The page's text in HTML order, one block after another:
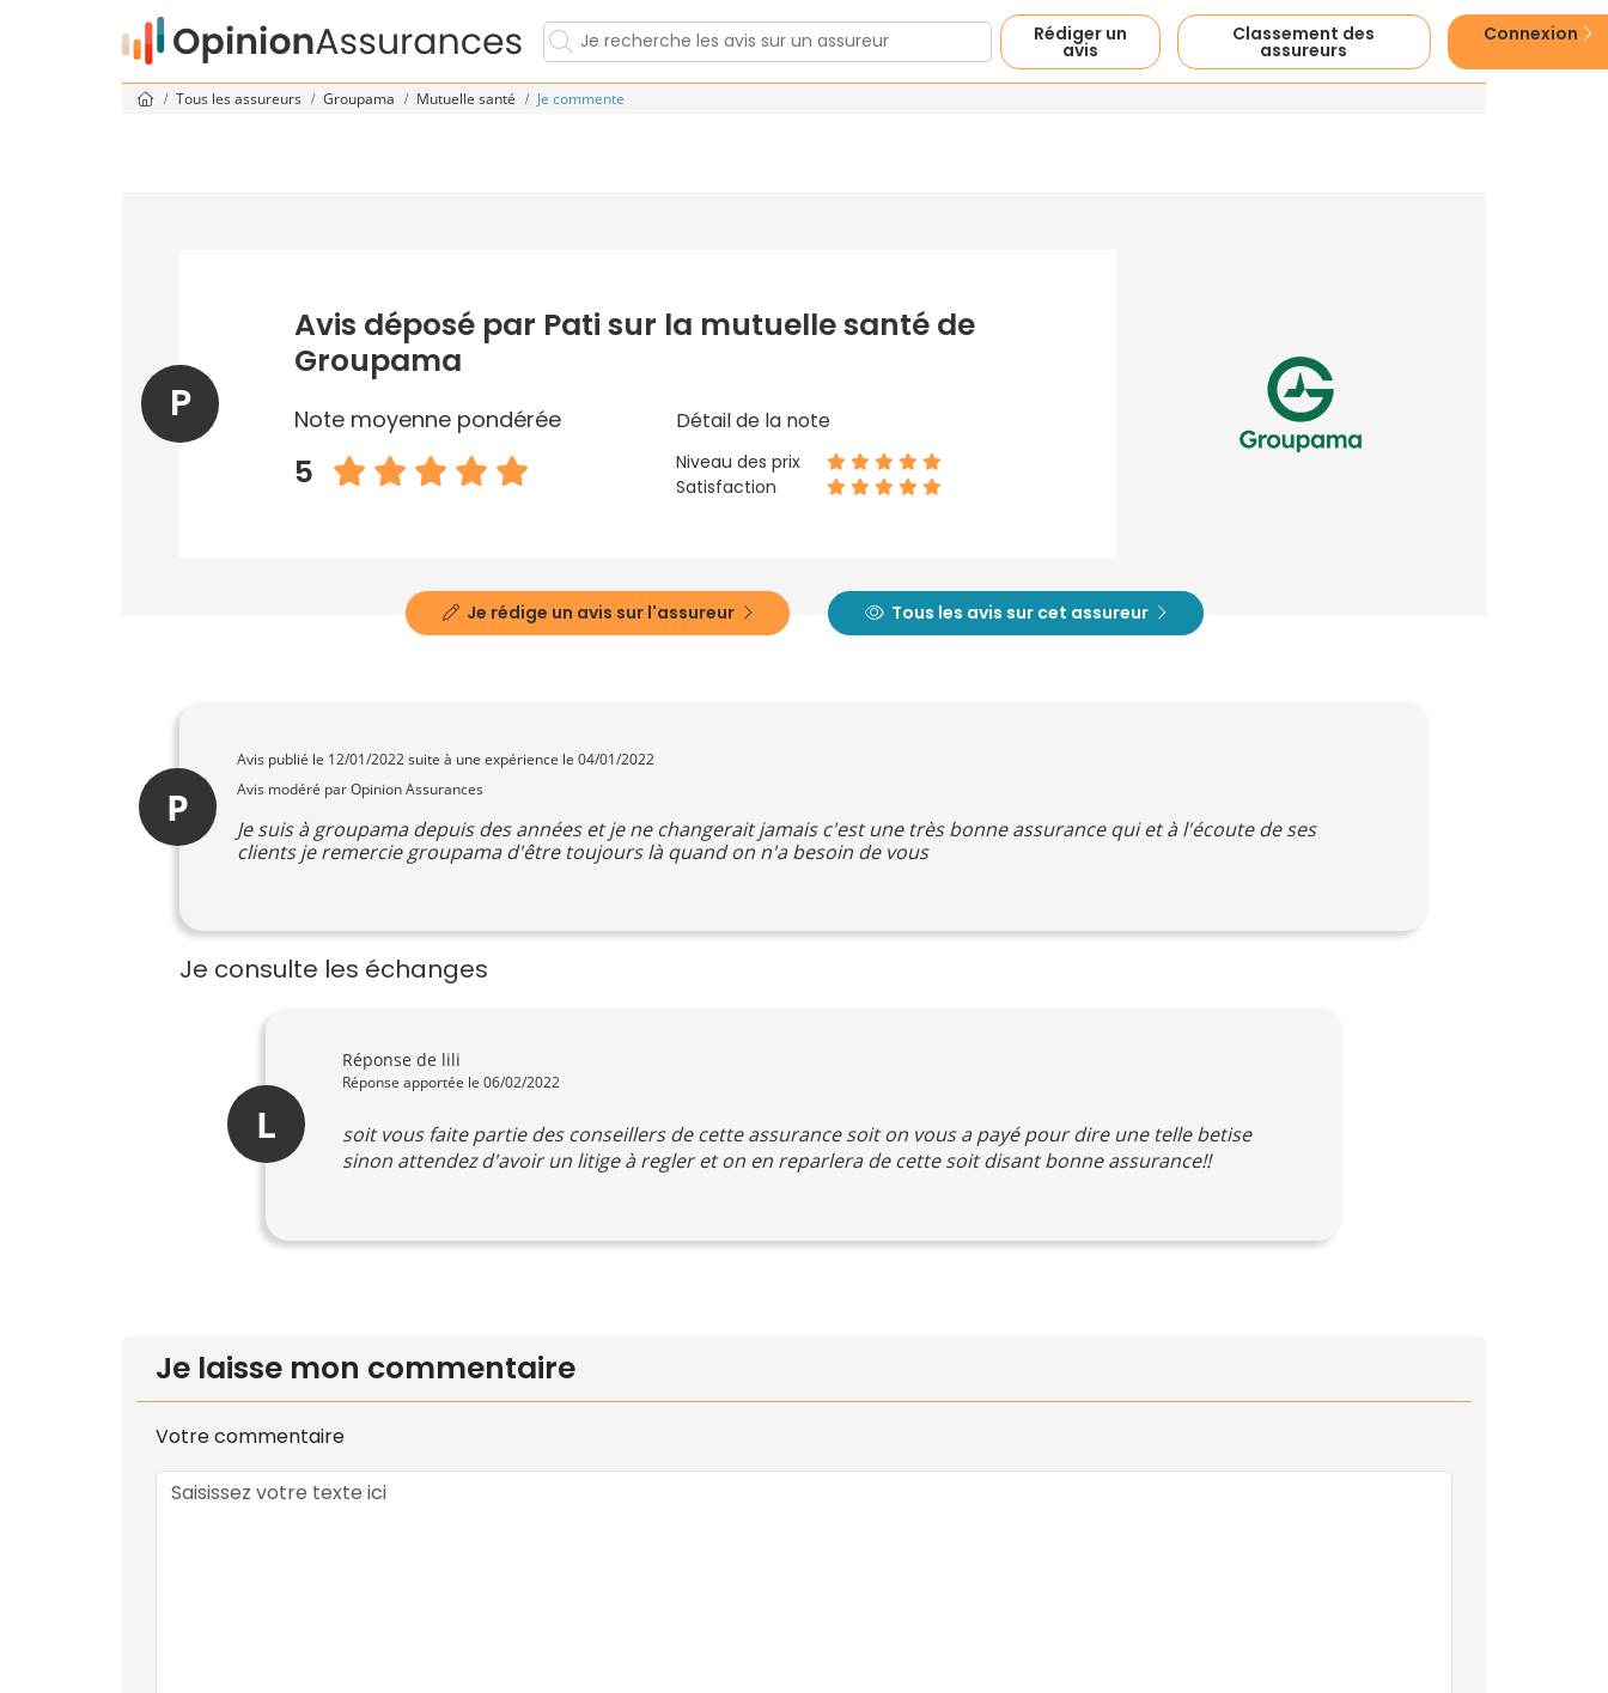
Rédiger un
avis
Classement des
assureurs
Connexion
Tous les assureurs Groupama Mutuelle santé Je commente
P
Avis déposé par Pati sur la mutuelle santé de
Groupama
Note moyenne pondérée
5
Détail de la note
Niveau des prix
Satisfaction
Je rédige un avis sur l'assureur Tous les avis sur cet assureur
P
Avis publié le 12/01/2022suite à une expérience le 04/01/2022
Avis modéré par Opinion Assurances
Je suis à groupama depuis des années et je ne changerait jamais c'est une très bonne assurance qui et à l'écoute de ses
clients je remercie groupama d'être toujours là quand on n'a besoin de vous
Je consulte les échanges
L
Réponse de lili
Réponse apportée le 06/02/2022
soit vous faite partie des conseillers de cette assurance soit on vous a payé pour dire une telle betise
sinon attendez d'avoir un litige à regler et on en reparlera de cette soit disant bonne assurance!!
Je laisse mon commentaire
Votre commentaire